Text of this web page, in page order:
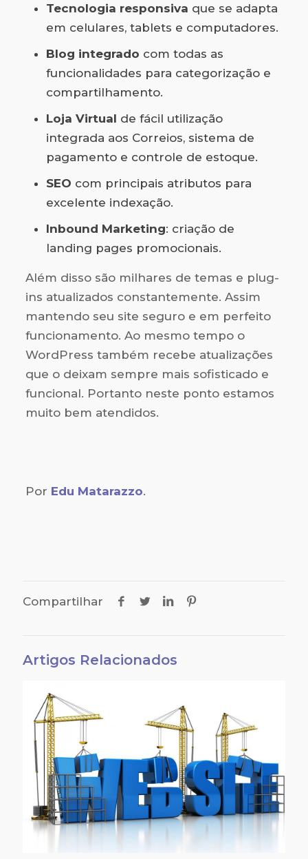
Tecnologia responsiva que se adapta
em celulares, tablets e computadores.
Blog integrado com todas as
funcionalidades para categorização e
compartilhamento.
Loja Virtual de fácil utilização
integrada aos Correios, sistema de
pagamento e controle de estoque.
SEO com principais atributos para
excelente indexação.
Inbound Marketing: criação de
landing pages promocionais.
Além disso são milhares de temas e plug-
ins atualizados constantemente. Assim
mantendo seu site seguro e em perfeito
funcionamento. Ao mesmo tempo o
WordPress também recebe atualizações
que o deixam sempre mais sofisticado e
funcional. Portanto neste ponto estamos
muito bem atendidos.
Por Edu Matarazzo.
Compartilhar
Artigos Relacionados